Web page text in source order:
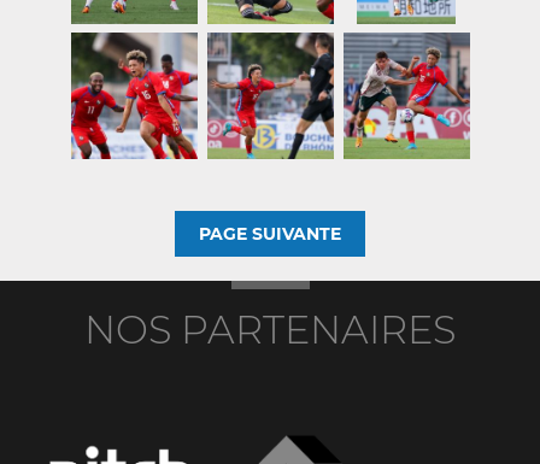
PAGE SUIVANTE
NOS PARTENAIRES